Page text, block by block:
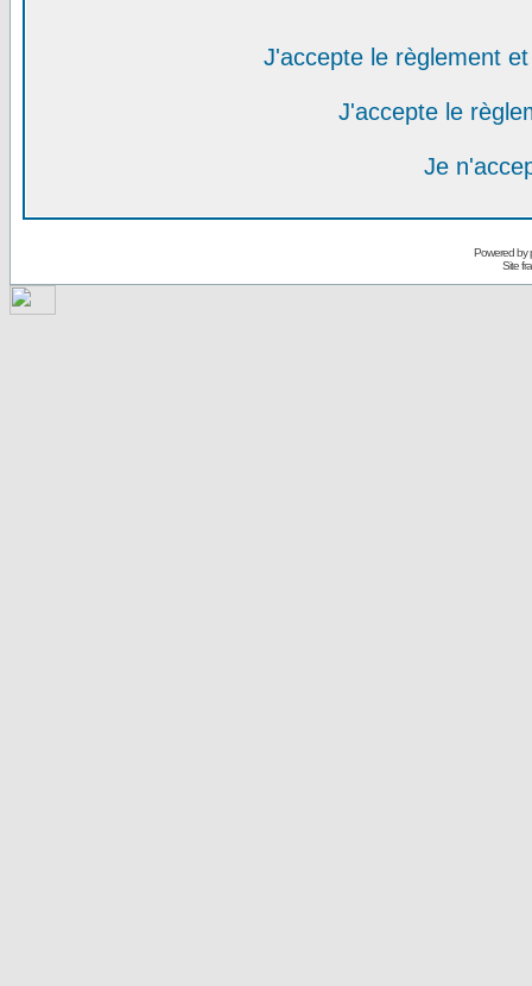
J'accepte le règlement
J'accepte le
Je
Powered by
Site